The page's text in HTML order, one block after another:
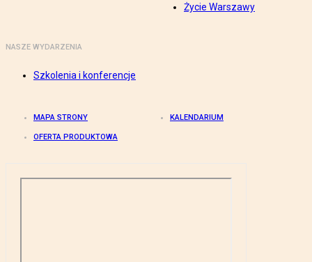
Życie Warszawy
NASZE WYDARZENIA
Szkolenia i konferencje
MAPA STRONY KALENDARIUM
OFERTA PRODUKTOWA